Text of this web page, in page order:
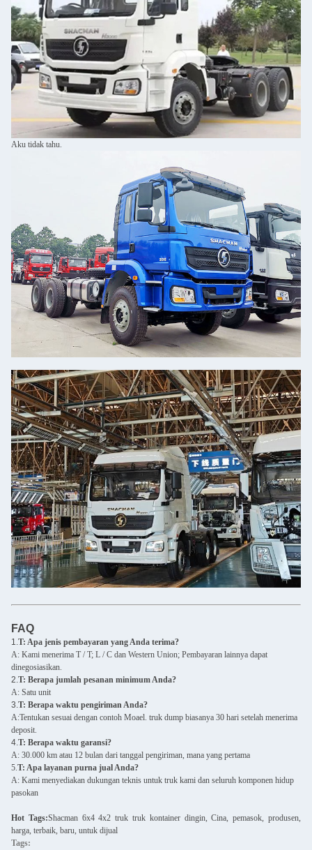
Aku tidak tahu.
FAQ
1.T: Apa jenis pembayaran yang Anda terima?
A: Kami menerima T / T; L / C dan Western Union; Pembayaran lainnya dapat
dinegosiasikan.
2.T: Berapa jumlah pesanan minimum Anda?
A: Satu unit
3.T: Berapa waktu pengiriman Anda?
A:Tentukan sesuai dengan contoh Moael. truk dump biasanya 30 hari setelah menerima
deposit.
4.T: Berapa waktu garansi?
A: 30.000 km atau 12 bulan dari tanggal pengiriman, mana yang pertama
5.T: Apa layanan purna jual Anda?
A: Kami menyediakan dukungan teknis untuk truk kami dan seluruh komponen hidup
pasokan
Hot Tags:Shacman 6x4 4x2 truk truk kontainer dingin, Cina, pemasok, produsen,
harga, terbaik, baru, untuk dijual
Tags: